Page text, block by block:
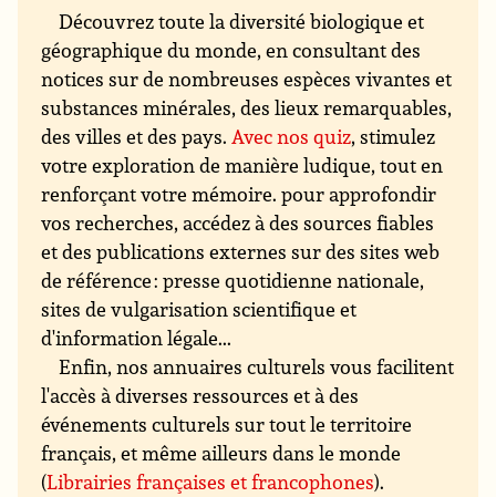
Découvrez toute la diversité biologique et
géographique du monde, en consultant des
notices sur de nombreuses espèces vivantes et
substances minérales, des lieux remarquables,
des villes et des pays.Avec nos quiz, stimulez
votre exploration de manière ludique, tout en
renforçant votre mémoire. pour approfondir
vos recherches, accédez à des sources fiables
et des publications externes sur des sites web
de référence : presse quotidienne nationale,
sites de vulgarisation scientifique et
d'information légale...
Enfin, nos annuaires culturels vous facilitent
l'accès à diverses ressources et à des
événements culturels sur tout le territoire
français, et même ailleurs dans le monde
(Librairies françaises et francophones).